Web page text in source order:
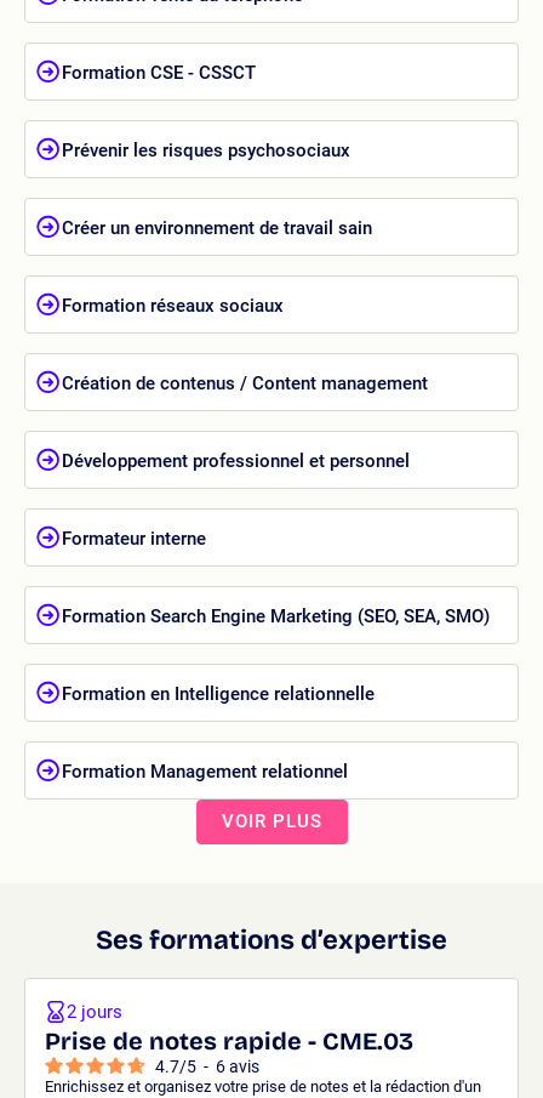
Formation CSE - CSSCT
Prévenir les risques psychosociaux
Créer un environnement de travail sain
Formation réseaux sociaux
Création de contenus / Content management
Développement professionnel et personnel
Formateur interne
Formation Search Engine Marketing (SEO, SEA, SMO)
Formation en Intelligence relationnelle
Formation Management relationnel
VOIR PLUS
Ses formations d’expertise
Prise de notes rapide - CME.03
4.7/5 - 6avis
Enrichissez et organisez votre prise de notes et la rédaction d'un
2 jours